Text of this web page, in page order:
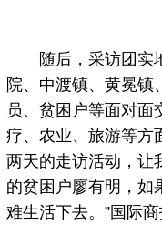
随后，采访团实地
院、中渡镇、黄冕镇
员、贫困户等面对面
疗、农业、旅游等方
两天的走访活动，让
的贫困户廖有明，如
难生活下去。”国际